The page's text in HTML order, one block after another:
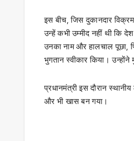
इस बीच, जिस दुकानदार
उन्हें कभी उम्मीद नहीं थी कि
उनका नाम और हालचाल पूछा,
भुगतान स्वीकार किया।
प्रधानमंत्री इस दौरान
और भी खास बन गया।